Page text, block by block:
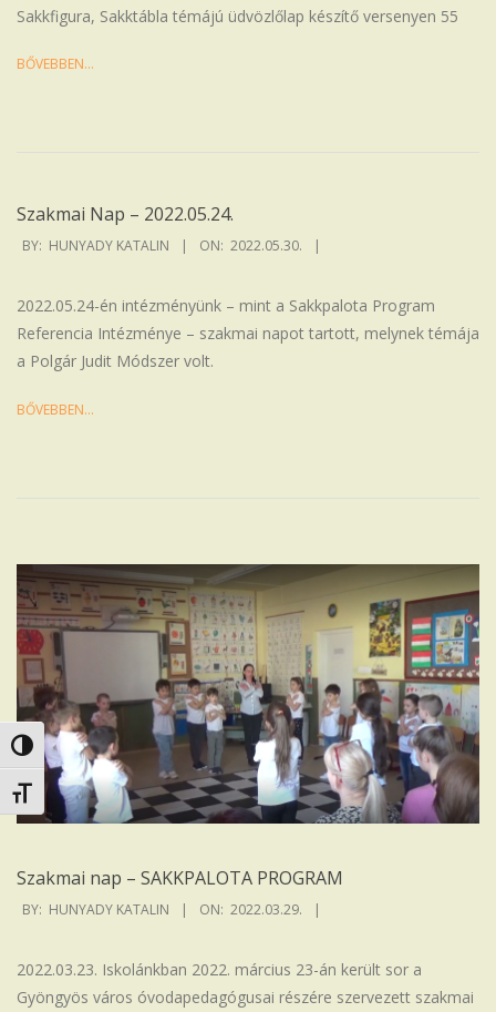
Nagy kontraszt váltása
Betűméret váltása
Sakkfigura, Sakktábla témájú üdvözlőlap készítő versenyen 55
BŐVEBBEN…
Szakmai Nap – 2022.05.24.
2022-
BY: HUNYADY KATALIN ON: 2022.05.30.
2022.05.24-én intézményünk – mint a Sakkpalota Program
Referencia Intézménye – szakmai napot tartott, melynek témája
a Polgár Judit Módszer volt.
BŐVEBBEN…
Szakmai nap – SAKKPALOTA PROGRAM
2022-
BY: HUNYADY KATALIN ON: 2022.03.29.
2022.03.23. Iskolánkban 2022. március 23-án került sor a
Gyöngyös város óvodapedagógusai részére szervezett szakmai